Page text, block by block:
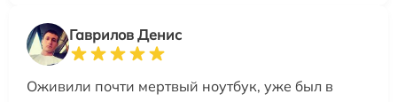
Гаврилов Денис
Оживили почти мертвый ноутбук, уже был в